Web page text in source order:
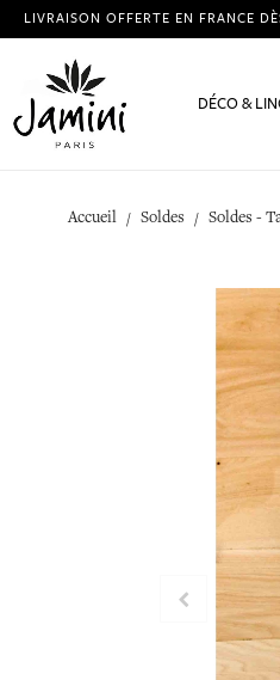
LIVRAISON OFFERTE EN FRANCE
DÉCO &
Accueil Soldes Soldes -